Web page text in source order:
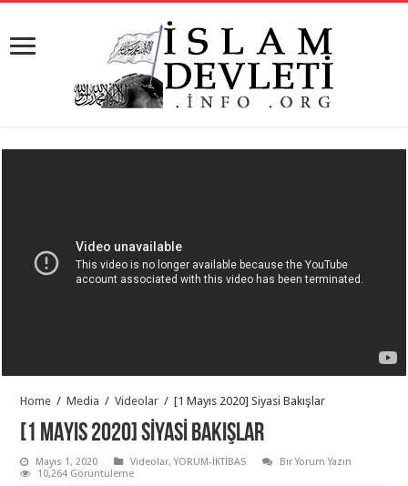
Home / Media / Videolar / [1 Mayıs 2020] Siyasi Bakışlar
[1 MAYIS 2020] SIYASI BAKIŞLAR
Mayıs 1, 2020 Videolar,YORUM-İKTİBAS
Bir Yorum Yazın
10,264 Görüntüleme